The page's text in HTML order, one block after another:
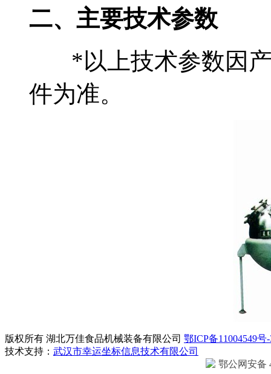
二、主要技术参数
*以上技术参数因产
件为准。
版权所有 湖北万佳食品机械装备有限公司 鄂ICP备11004549号
技术支持： 武汉市幸运坐标信息技术有限公司
鄂公网安备